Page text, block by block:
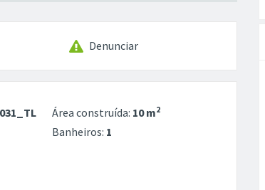
Denunciar
Área construída: 10 m2
Banheiros: 1